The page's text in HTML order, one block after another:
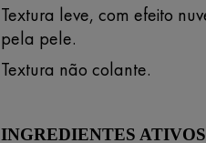
Textura leve, com efeito
pela pele.
Textura não colante.
INGREDIENTES ATIVOS